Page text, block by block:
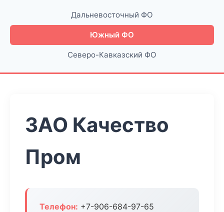
Дальневосточный ФО
Южный ФО
Северо-Кавказский ФО
ЗАО Качество
Пром
Телефон: +7-906-684-97-65